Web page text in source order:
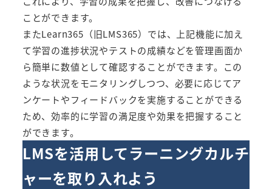
ことができます。
またLearn365（旧LMS365） では、上記機能に加え
て学習の進捗状況やテストの成績などを管理画面か
ら簡単に数値として確認することができます。この
ような状況をモニタリングしつつ、必要に応じてア
ンケートやフィードバックを実施することができる
ため、効率的に学習の満足度や効果を把握すること
ができます。
LMSを活用してラーニングカルチ
ャーを取り入れよう